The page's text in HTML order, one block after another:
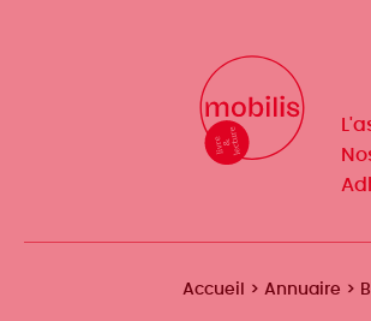
Fil
Accueil Annuaire